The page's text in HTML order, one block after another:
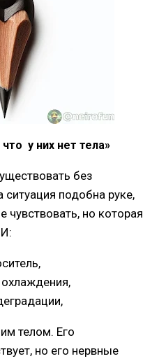
у них нет тела»
без
ситуация подобна руке,
но которая
охлаждения,
телом. Его
но его нервные